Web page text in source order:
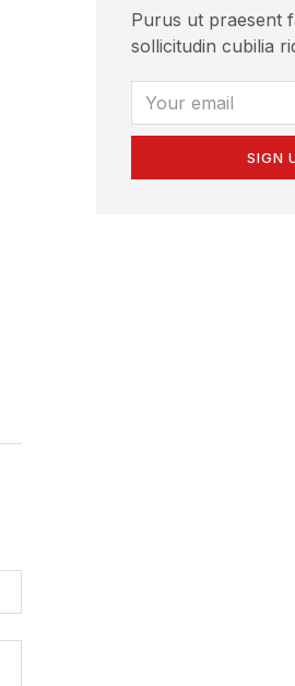
Purus ut praesent
sollicitudin cubilia
SIGN